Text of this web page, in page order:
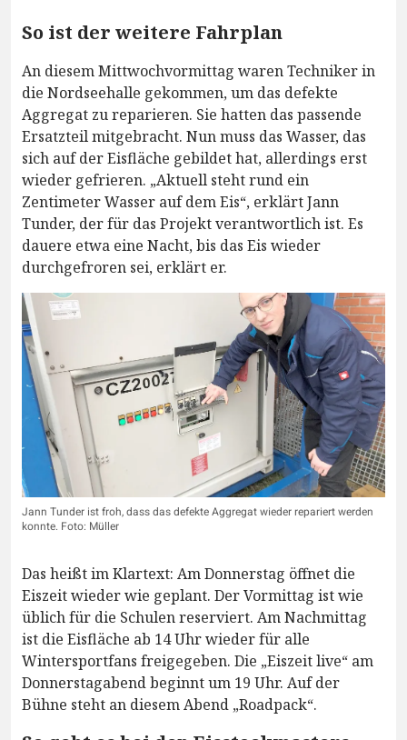
So ist der weitere Fahrplan
An diesem Mittwochvormittag waren Techniker in
die Nordseehalle gekommen, um das defekte
Aggregat zu reparieren. Sie hatten das passende
Ersatzteil mitgebracht. Nun muss das Wasser, das
sich auf der Eisfläche gebildet hat, allerdings erst
wieder gefrieren. „Aktuell steht rund ein
Zentimeter Wasser auf dem Eis“, erklärt Jann
Tunder, der für das Projekt verantwortlich ist. Es
dauere etwa eine Nacht, bis das Eis wieder
durchgefroren sei, erklärt er.
Jann Tunder ist froh, dass das defekte Aggregat wieder repariert werden
konnte. Foto: Müller
Das heißt im Klartext: Am Donnerstag öffnet die
Eiszeit wieder wie geplant. Der Vormittag ist wie
üblich für die Schulen reserviert. Am Nachmittag
ist die Eisfläche ab 14 Uhr wieder für alle
Wintersportfans freigegeben. Die „Eiszeit live“ am
Donnerstagabend beginnt um 19 Uhr. Auf der
Bühne steht an diesem Abend „Roadpack“.